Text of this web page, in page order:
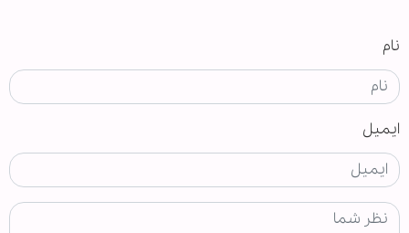
نام
ایمیل